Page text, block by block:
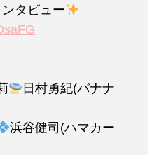
タビュー
日村勇紀(バナナ
浜谷健司(ハマカー